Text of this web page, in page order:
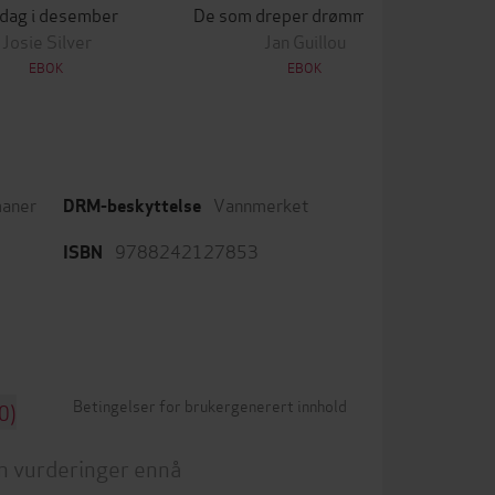
i desember
Josie Silver
EBOK
Jan Guillou
EBOK
DRM-beskyttelse Vannmerket
ISBN 9788242127853
Betingelser for brukergenerert innhold
vurderinger ennå